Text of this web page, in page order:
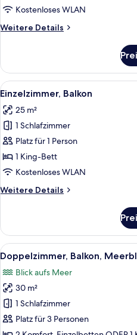
Kostenloses WLAN
Weitere Details
Weitere
Suite,
Balkon
Alle
Fotos
für
Einzelzimmer,
Balkon
anzeigen
5
Einzelzimmer, Balkon
25 m²
1 Schlafzimmer
Platz für 1 Person
1 King-Bett
Kostenloses WLAN
Weitere Details
Weitere
Balkon
Alle
Fotos
für
Doppelzimmer,
Balkon,
Meerblick
anzeigen
5
Doppelzimmer, Balkon,
Blick aufs Meer
30 m²
1 Schlafzimmer
Platz für 3 Personen